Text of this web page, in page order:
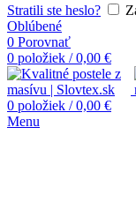
Stratili ste heslo?
Oblúbené
0 Porovnať
0 položiek / 0,00 €
0 položiek / 0,00 €
Menu